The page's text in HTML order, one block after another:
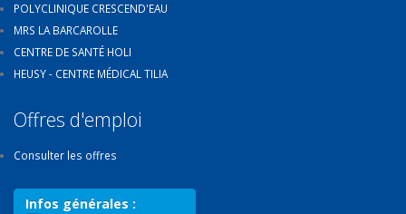
POLYCLINIQUE CRESCEND'EAU
MRS LA BARCAROLLE
CENTRE DE SANTÉ HOLI
HEUSY - CENTRE MÉDICAL TILIA
Offres d'emploi
Consulter les offres
Infos générales :